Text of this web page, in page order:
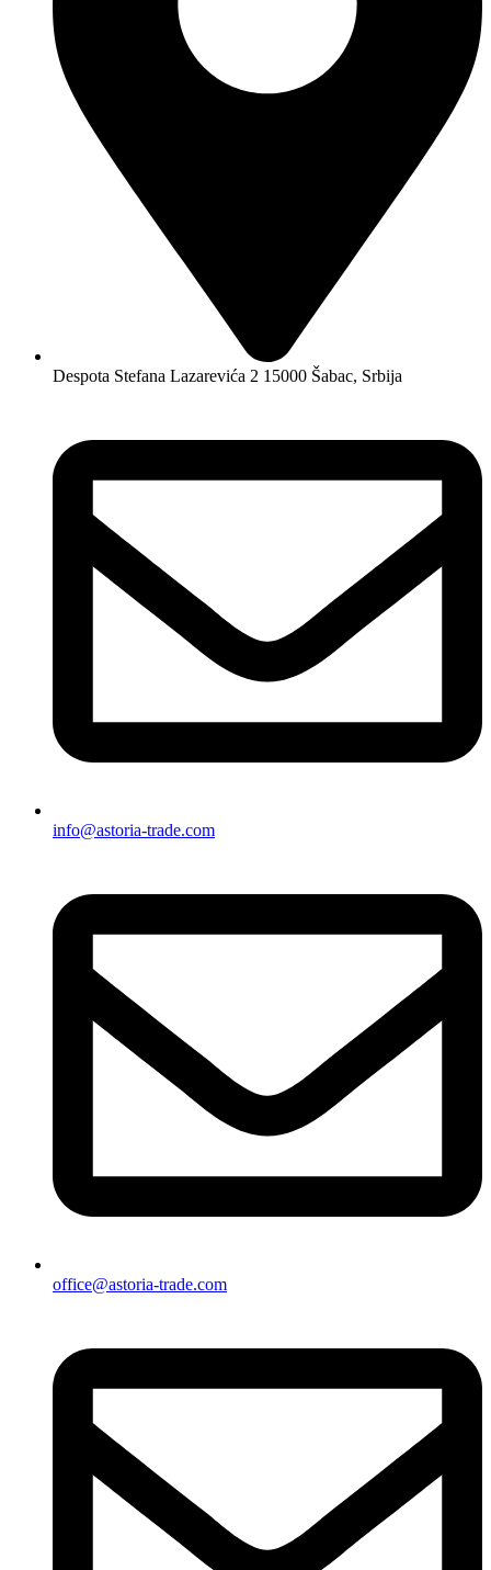
Despota Stefana Lazarevića 2 15000 Šabac, Srbija
info@astoria-trade.com
office@astoria-trade.com